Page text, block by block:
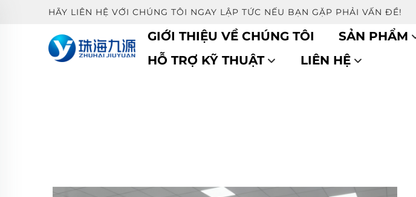
HÃY LIÊN HỆ VỚI CHÚNG TÔI NGAY LẬP TỨC NẾU BẠN GẶP PHẢI VẤN ĐỀ!
GIỚI THIỆU VỀ CHÚNG TÔI SẢN PHẨM
HỖ TRỢ KỸ THUẬT
LIÊN HỆ